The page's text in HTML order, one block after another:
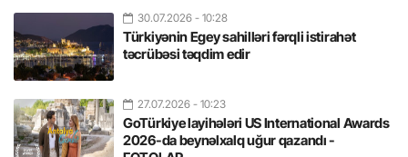
30.07.2026 - 10:28
Türkiyənin Egey sahilləri fərqli istirahət
təcrübəsi təqdim edir
27.07.2026 - 10:23
GoTürkiye layihələri US International Awards
2026-da beynəlxalq uğur qazandı -